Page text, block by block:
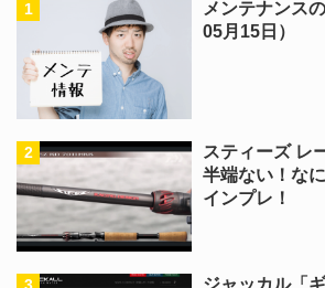
メンテナンス
05月15日）
スティーズ レ
半端ない！な
インプレ！
ジャッカル「